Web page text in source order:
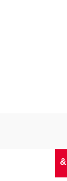
&